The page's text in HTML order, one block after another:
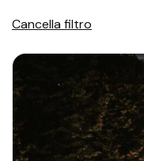
Cancella filtro